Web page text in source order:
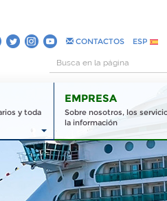
CONTACTOS ESP
y toda
EMPRESA
Sobre nosotros, los
la información